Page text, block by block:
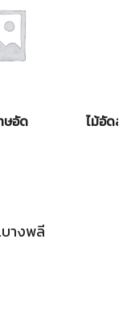
ษอัด ไม้อัดสั
างพลี